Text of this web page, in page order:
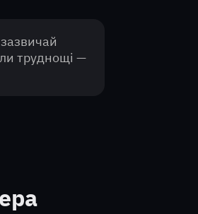
труднощі —